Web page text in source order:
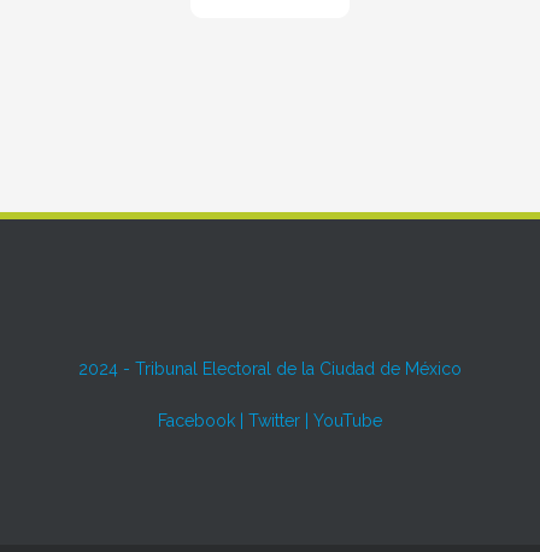
2024 - Tribunal Electoral de la Ciudad de México
Facebook Twitter YouTube